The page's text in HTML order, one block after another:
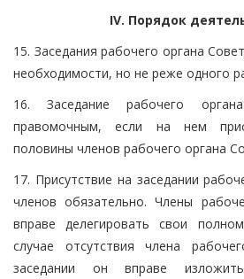
IV. Порядок
15. Заседания рабочего органа
необходимости, но не реже одного
16. Заседание рабочего
правомочным, если на нем
половины членов рабочего органа
17. Присутствие на заседании
членов обязательно. Члены
вправе делегировать свои
случае отсутствия члена
заседании он вправе